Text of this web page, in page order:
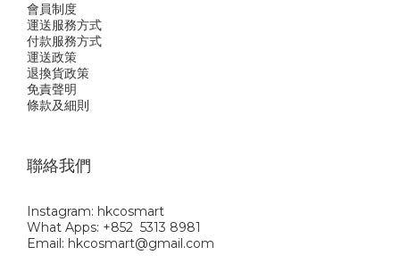
會員制度
運送服務方式
付款服務方式
運送政策
退換貨政策
免責聲明
條款及細則
聯絡我們
Instagram: hkcosmart
What Apps: +852 5313 8981
Email: hkcosmart@gmail.com